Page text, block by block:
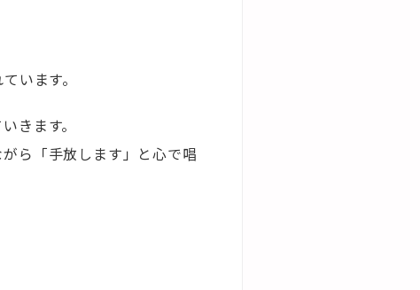
います。
きます。
ら「手放します」と心で唱